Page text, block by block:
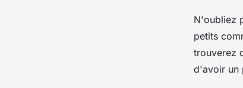
N'oubliez
petits
trouverez
d'avoir un